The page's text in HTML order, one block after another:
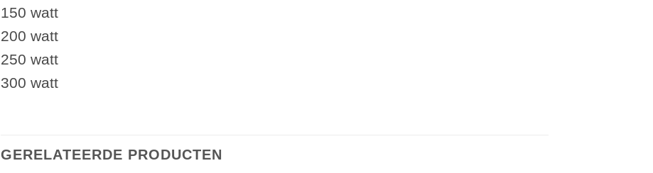
150 watt
200 watt
250 watt
300 watt
GERELATEERDE PRODUCTEN